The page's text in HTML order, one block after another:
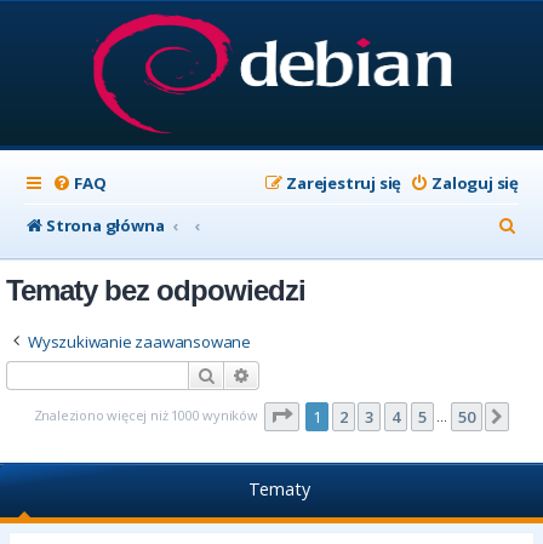
FAQ Zaloguj się
Zarejestruj się
Strona główna
z
Tematy bez odpowiedzi
Wyszukiwanie zaawansowane
Szukaj
Znaleziono więcej niż 1000 wyników Strona z50
1 2 3 4 5 … 50
Tematy